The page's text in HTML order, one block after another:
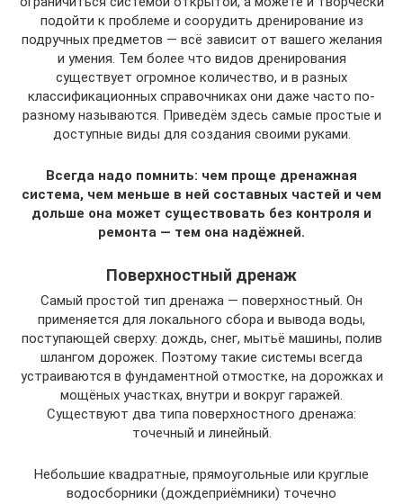
подойти к проблеме и соорудить дренирование из
подручных предметов — всё зависит от вашего желания
и умения. Тем более что видов дренирования
существует огромное количество, и в разных
классификационных справочниках они даже часто по-
разному называются. Приведём здесь самые простые и
доступные виды для создания своими руками.
Всегда надо помнить: чем проще дренажная
система, чем меньше в ней составных частей и чем
дольше она может существовать без контроля и
ремонта — тем она надёжней.
Поверхностный дренаж
Самый простой тип дренажа — поверхностный. Он
применяется для локального сбора и вывода воды,
поступающей сверху: дождь, снег, мытьё машины, полив
шлангом дорожек. Поэтому такие системы всегда
устраиваются в фундаментной отмостке, на дорожках и
мощёных участках, внутри и вокруг гаражей.
Существуют два типа поверхностного дренажа:
точечный и линейный.
Небольшие квадратные, прямоугольные или круглые
водосборники (дождеприёмники) точечно